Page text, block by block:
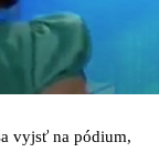
vyjsť na pódium,